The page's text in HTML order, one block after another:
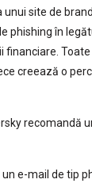
site de
în
creează o
recomandă
e-mail de tip